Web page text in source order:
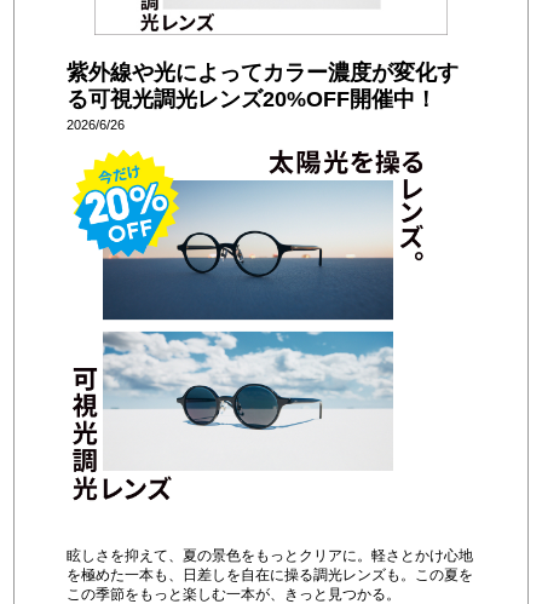
紫外線や光によってカラー濃度が変化す
る可視光調光レンズ20%OFF開催中！
2026/6/26
眩しさを抑えて、夏の景色をもっとクリアに。軽さとかけ心地
を極めた一本も、日差しを自在に操る調光レンズも。この夏を
この季節をもっと楽しむ一本が、きっと見つかる。